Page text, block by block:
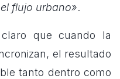
flujo urbano».
que cuando la
el resultado
tanto dentro como